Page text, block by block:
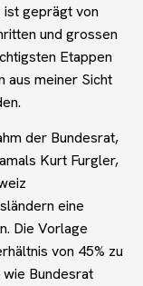
geprägt von
und grossen
Etappen
aus meiner Sicht
der Bundesrat,
Kurt Furgler,
eine
Die Vorlage
von 45% zu
Bundesrat